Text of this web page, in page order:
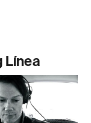
Línea